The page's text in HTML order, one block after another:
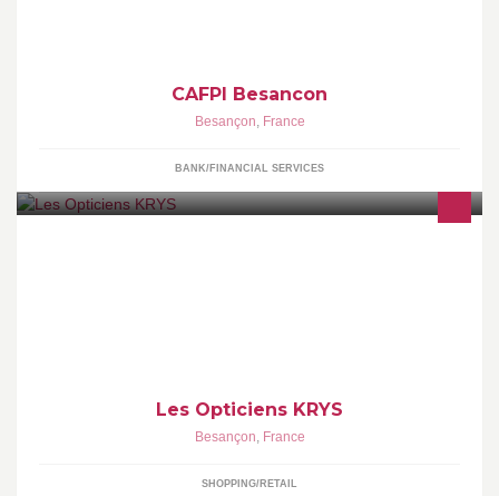
CAFPI Besancon
Besançon, France
BANK/FINANCIAL SERVICES
Les Opticiens KRYS
Besançon, France
SHOPPING/RETAIL